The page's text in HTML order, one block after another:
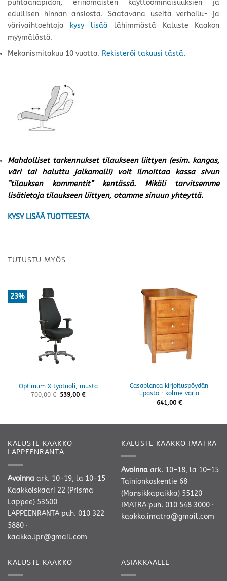
puhtaanapidon, erinomaisten käyttöominaisuuksien ja
edullisen hinnan ansiosta. Saatavana useita verhoilu- ja
värivaihtoehtoja kysy lisää lähimmästä Kaluste Kaakon
myymälästä.
Mekanismitakuu 10 vuotta. Rekisteröi takuusi tästä.
Mahdolliset tarkennukset tilaukseen liittyen (esim. kangas,
väri tai haluttu jalkamalli) voit ilmoittaa kassa sivun
”tilauksen kommentit” kentässä. Mikäli tarvitsemme
lisätietoja tilaukseen liittyen, otamme sinuun yhteyttä.
KYSY LISÄÄ TUOTTEESTA
TUTUSTU MYÖS
23%
Optimum X työtuoli, musta
700,00€ 539,00€
Casablanca kirjoituspöydän
lipasto · kolme väriä
641,00 €
KALUSTE KAAKKO
LAPPEENRANTA
Avoinna ark. 10-19, la 10-15
Kaakkoiskaari 22 (Prisma
Lappee) 53500
LAPPEENRANTA puh. 010 322
5880 ·
kaakko.lpr@gmail.com
KALUSTE KAAKKO IMATRA
Avoinna ark. 10–18, la 10–15
Tainionkoskentie 68
(Mansikkapaikka) 55120
IMATRA puh. 010 548 3000 ·
kaakko.imatra@gmail.com
KALUSTE KAAKKO ASIAKKAALLE